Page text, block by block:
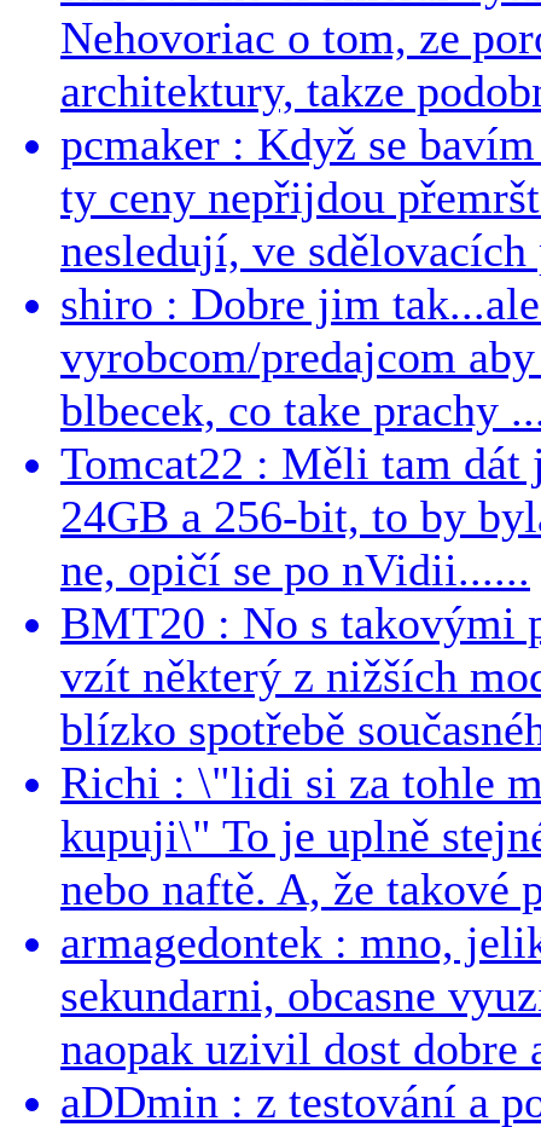
Nehovoriac o tom, ze
architektury, takze
pcmaker : Když se
ty ceny nepřijdou
nesledují, ve sdělovacích
shiro : Dobre jim
vyrobcom/predajcom
blbecek, co take prachy
Tomcat22 : Měli tam dát
24GB a 256-bit, to by
ne, opičí se po nVidii......
BMT20 : No s takovými
vzít některý z nižších
blízko spotřebě
Richi : \"lidi si za tohle
kupuji\" To je uplně
nebo naftě. A, že takové
armagedontek : mno,
sekundarni, obcasne
naopak uzivil dost dobre
aDDmin : z testování a